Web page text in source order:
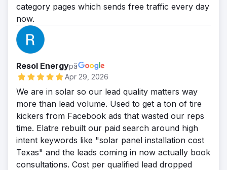
category pages which sends free traffic every day
now.
Resol Energypå
Apr 29, 2026
We are in solar so our lead quality matters way
more than lead volume. Used to get a ton of tire
kickers from Facebook ads that wasted our reps
time. Elatre rebuilt our paid search around high
intent keywords like "solar panel installation cost
Texas" and the leads coming in now actually book
consultations. Cost per qualified lead dropped